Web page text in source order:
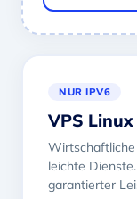
NUR IPV6
VPS Linux
leichte
garantierter